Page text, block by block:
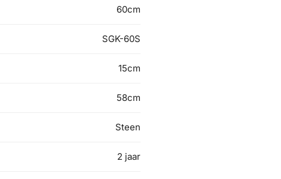
60cm
SGK-60S
15cm
58cm
Steen
2 jaar